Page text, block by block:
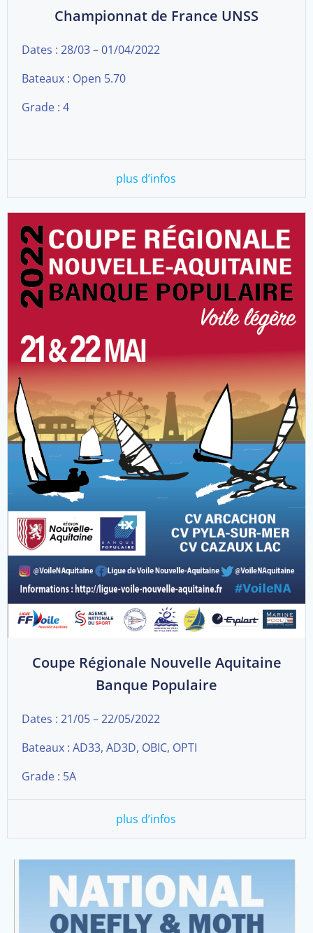
Championnat de France UNSS
Dates : 28/03 – 01/04/2022
Bateaux : Open 5.70
Grade : 4
plus d’infos
Coupe Régionale Nouvelle Aquitaine
Banque Populaire
Dates : 21/05 – 22/05/2022
Bateaux : AD33, AD3D, OBIC, OPTI
Grade : 5A
plus d’infos